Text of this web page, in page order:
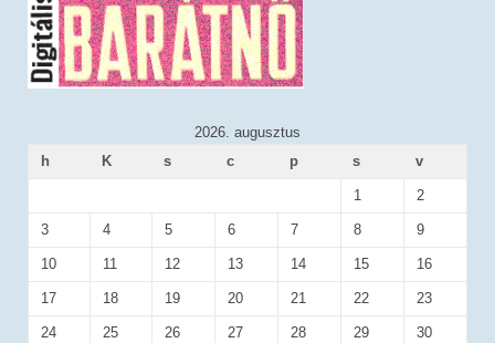
2026. augusztus
h
K s c p s v
1 2
3 4 5 6 7 8 9
10 11 12 13 14 15 16
17 18 19 20 21 22 23
24 25 26 27 28 29 30